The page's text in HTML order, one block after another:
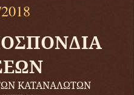
ΚΑΤΑΝΑΛΩΤΩΝ